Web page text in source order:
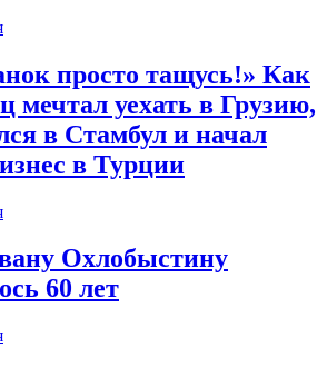
просто тащусь!» Как
мечтал уехать в Грузию,
в Стамбул и начал
в Турции
Охлобыстину
60 лет